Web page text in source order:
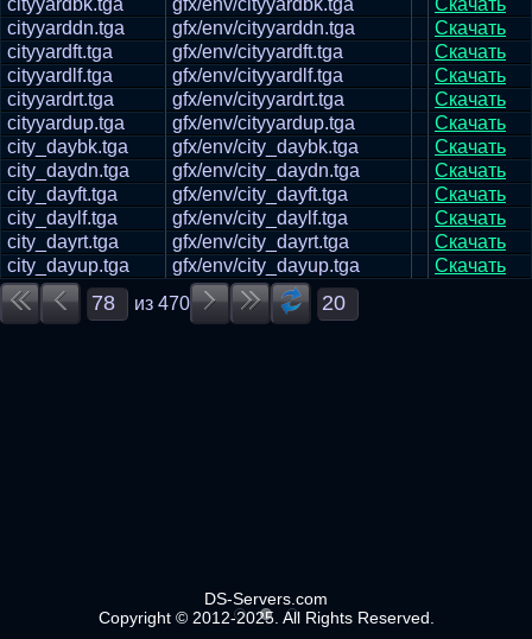
cityyardbk.tga
gfx/env/cityyardbk.tga
Скачать
cityyarddn.tga
gfx/env/cityyarddn.tga
Скачать
cityyardft.tga
gfx/env/cityyardft.tga
Скачать
cityyardlf.tga
gfx/env/cityyardlf.tga
Скачать
cityyardrt.tga
gfx/env/cityyardrt.tga
Скачать
cityyardup.tga
gfx/env/cityyardup.tga
Скачать
city_daybk.tga
gfx/env/city_daybk.tga
Скачать
city_daydn.tga
gfx/env/city_daydn.tga
Скачать
city_dayft.tga
gfx/env/city_dayft.tga
Скачать
city_daylf.tga
gfx/env/city_daylf.tga
Скачать
city_dayrt.tga
gfx/env/city_dayrt.tga
Скачать
city_dayup.tga
gfx/env/city_dayup.tga
Скачать
из 470
DS-Servers.com
Copyright © 2012-2025. All Rights Reserved.